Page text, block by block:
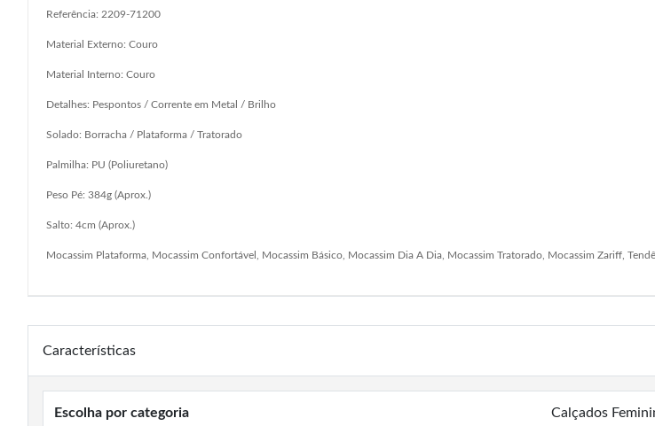
Referência: 2209-71200
Material Externo: Couro
Material Interno: Couro
Detalhes: Pespontos / Corrente em Metal / Brilho
Solado: Borracha / Plataforma / Tratorado
Palmilha: PU (Poliuretano)
Peso Pé: 384g (Aprox.)
Salto: 4cm (Aprox.)
Mocassim Plataforma, Mocassim Confortável, Mocassim Básico, Mocassim Dia A Dia, Mocassim Tratorado, Mocassim Zariff,
Características
Escolha por categoria Calçados